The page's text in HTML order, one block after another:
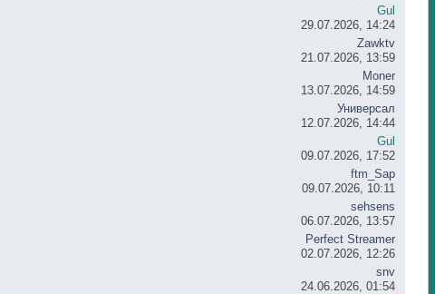
Gul
29.07.2026, 14:24
Zawktv
21.07.2026, 13:59
Moner
13.07.2026, 14:59
Универсал
12.07.2026, 14:44
Gul
09.07.2026, 17:52
ftm_Sap
09.07.2026, 10:11
sehsens
06.07.2026, 13:57
Perfect Streamer
02.07.2026, 12:26
snv
24.06.2026, 01:54